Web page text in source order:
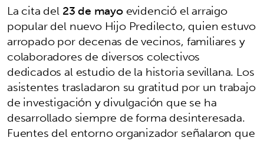
La cita del23 de mayoevidenció el arraigo
popular del nuevo Hijo Predilecto, quien estuvo
arropado por decenas de vecinos, familiares y
colaboradores de diversos colectivos
dedicados al estudio de la historia sevillana. Los
asistentes trasladaron su gratitud por un trabajo
de investigación y divulgación que se ha
desarrollado siempre de forma desinteresada.
Fuentes del entorno organizador señalaron que